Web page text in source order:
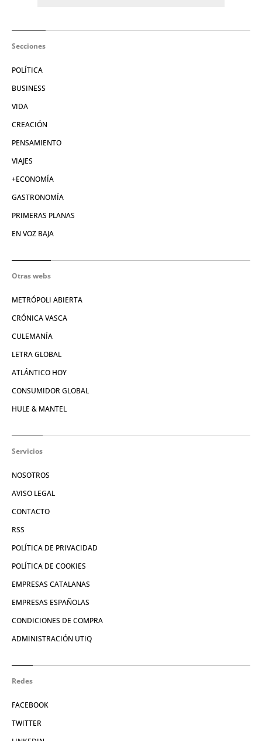
Secciones
POLÍTICA
BUSINESS
VIDA
CREACIÓN
PENSAMIENTO
VIAJES
+ECONOMÍA
GASTRONOMÍA
PRIMERAS PLANAS
EN VOZ BAJA
Otras webs
METRÓPOLI ABIERTA
CRÓNICA VASCA
CULEMANÍA
LETRA GLOBAL
ATLÁNTICO HOY
CONSUMIDOR GLOBAL
HULE & MANTEL
Servicios
NOSOTROS
AVISO LEGAL
CONTACTO
RSS
POLÍTICA DE PRIVACIDAD
POLÍTICA DE COOKIES
EMPRESAS CATALANAS
EMPRESAS ESPAÑOLAS
CONDICIONES DE COMPRA
ADMINISTRACIÓN UTIQ
Redes
FACEBOOK
TWITTER